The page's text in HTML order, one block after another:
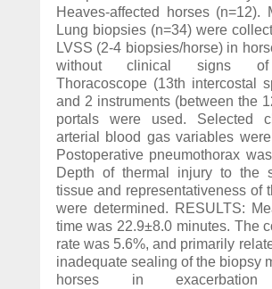
Heaves-affected horses (n=12).
Lung biopsies (n=34) were
LVSS (2-4 biopsies/horse) in
without clinical signs of
Thoracoscope (13th intercostal
and 2 instruments (between the
portals were used. Selected
arterial blood gas variables
Postoperative pneumothorax
Depth of thermal injury to the
tissue and representativeness of
were determined. RESULTS:
time was 22.9±8.0 minutes. The
rate was 5.6%, and primarily
inadequate sealing of the biopsy
horses in exacerbation